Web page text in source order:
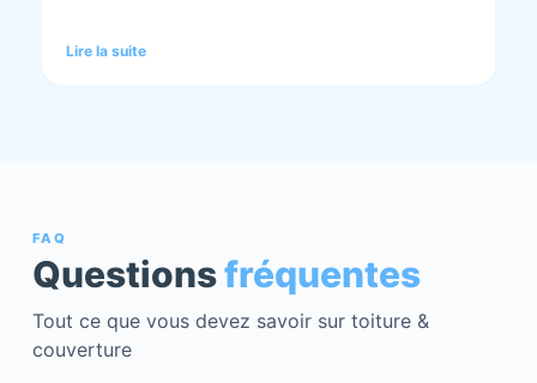
Lire la suite
FAQ
Questionsfréquentes
Tout ce que vous devez savoir sur toiture &
couverture